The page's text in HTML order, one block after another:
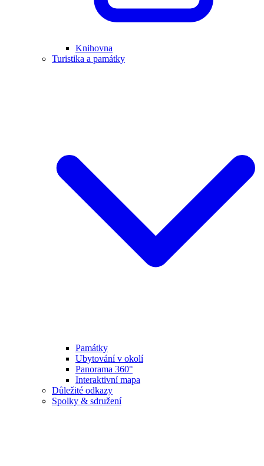
Knihovna
Turistika a památky
Památky
Ubytování v okolí
Panorama 360°
Interaktivní mapa
Důležité odkazy
Spolky & sdružení